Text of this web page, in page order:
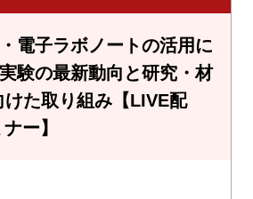
電子ラボノートの活用に
験の最新動向と研究・材
けた取り組み【LIVE配
ー】